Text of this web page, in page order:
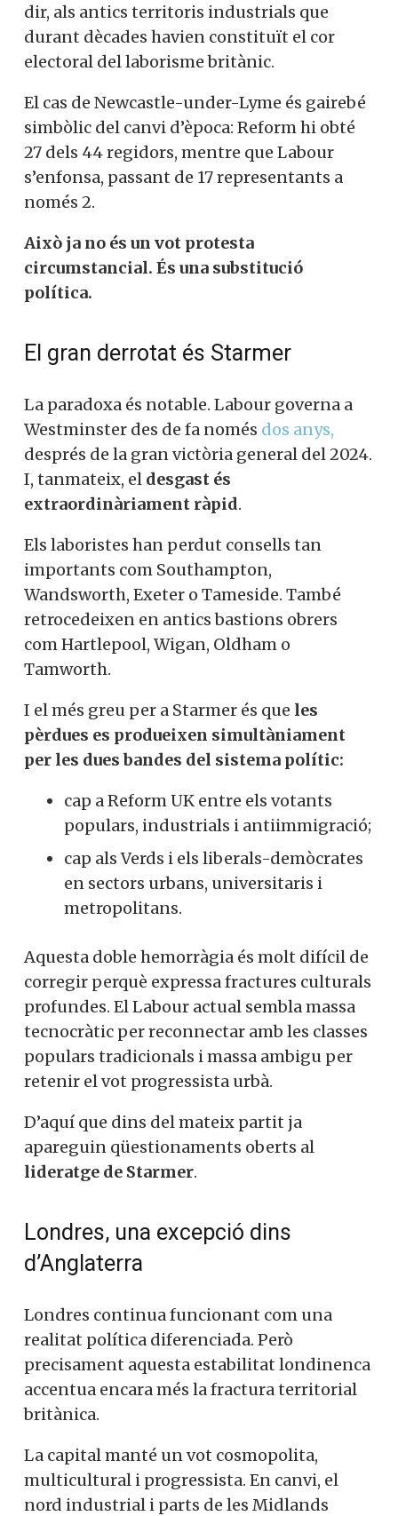
dir, als antics territoris industrials que
durant dècades havien constituït el cor
electoral del laborisme britànic.
El cas de Newcastle-under-Lyme és gairebé
simbòlic del canvi d’època: Reform hi obté
27 dels 44 regidors, mentre que Labour
s’enfonsa, passant de 17 representants a
només 2.
Això ja no és un vot protesta
circumstancial. És una substitució
política.
El gran derrotat és Starmer
La paradoxa és notable. Labour governa a
Westminster des de fa només dos anys,
després de la gran victòria general del 2024.
I, tanmateix, el desgast és
extraordinàriament ràpid.
Els laboristes han perdut consells tan
importants com Southampton,
Wandsworth, Exeter o Tameside. També
retrocedeixen en antics bastions obrers
com Hartlepool, Wigan, Oldham o
Tamworth.
I el més greu per a Starmer és que les
pèrdues es produeixen simultàniament
per les dues bandes del sistema polític:
cap a Reform UK entre els votants
populars, industrials i antiimmigració;
cap als Verds i els liberals-demòcrates
en sectors urbans, universitaris i
metropolitans.
Aquesta doble hemorràgia és molt difícil de
corregir perquè expressa fractures culturals
profundes. El Labour actual sembla massa
tecnocràtic per reconnectar amb les classes
populars tradicionals i massa ambigu per
retenir el vot progressista urbà.
D’aquí que dins del mateix partit ja
apareguin qüestionaments oberts al
lideratge de Starmer.
Londres, una excepció dins
d’Anglaterra
Londres continua funcionant com una
realitat política diferenciada. Però
precisament aquesta estabilitat londinenca
accentua encara més la fractura territorial
britànica.
La capital manté un vot cosmopolita,
multicultural i progressista. En canvi, el
nord industrial i parts de les Midlands